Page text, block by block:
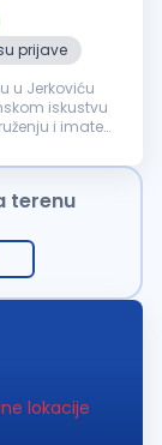
prijave
u Jerkoviću
iskustvu
i imate
terenu
lokacije